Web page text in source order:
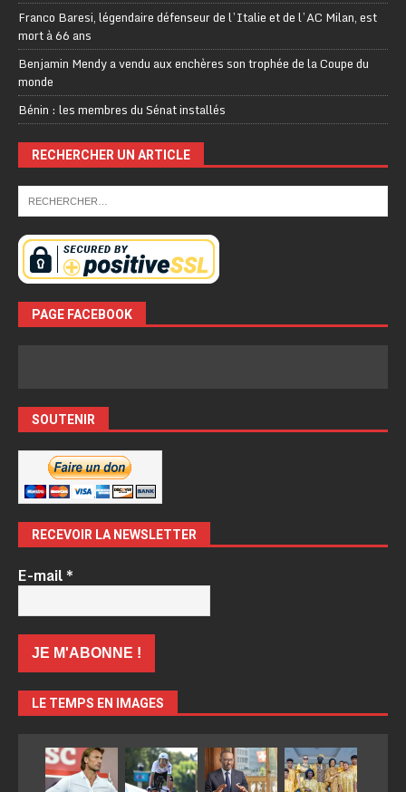
Franco Baresi, légendaire défenseur de l’Italie et de l’AC Milan, est
mort à 66 ans
Benjamin Mendy a vendu aux enchères son trophée de la Coupe du
monde
Bénin : les membres du Sénat installés
RECHERCHER UN ARTICLE
PAGE FACEBOOK
SOUTENIR
RECEVOIR LA NEWSLETTER
E-mail*
LE TEMPS EN IMAGES